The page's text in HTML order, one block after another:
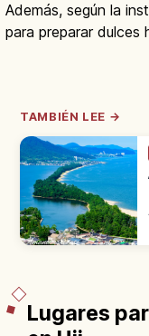
Además, según la
para preparar dulces
TAMBIÉN LEE →
Lugares